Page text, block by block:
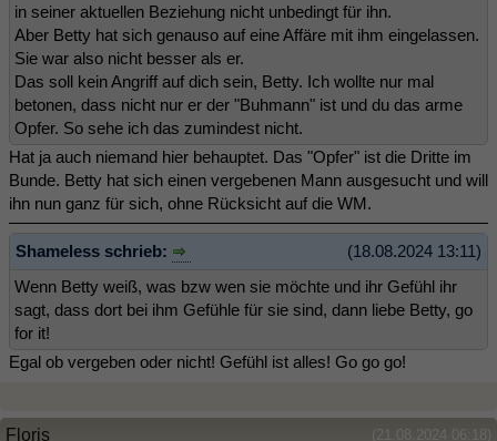
in seiner aktuellen Beziehung nicht unbedingt für ihn.
Aber Betty hat sich genauso auf eine Affäre mit ihm eingelassen.
Sie war also nicht besser als er.
Das soll kein Angriff auf dich sein, Betty. Ich wollte nur mal
betonen, dass nicht nur er der "Buhmann" ist und du das arme
Opfer. So sehe ich das zumindest nicht.
Hat ja auch niemand hier behauptet. Das "Opfer" ist die Dritte im
Bunde. Betty hat sich einen vergebenen Mann ausgesucht und will
ihn nun ganz für sich, ohne Rücksicht auf die WM.
(18.08.2024 13:11)
Shameless schrieb:
Wenn Betty weiß, was bzw wen sie möchte und ihr Gefühl ihr
sagt, dass dort bei ihm Gefühle für sie sind, dann liebe Betty, go
for it!
Egal ob vergeben oder nicht! Gefühl ist alles! Go go go!
(21.08.2024 06:18)
Floris